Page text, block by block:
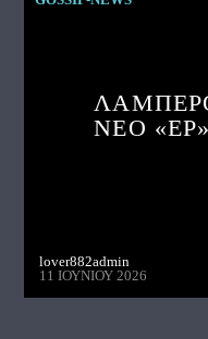
ΝΕΟ
lover882admin
11 ΙΟΥΝΊΟΥ 2026